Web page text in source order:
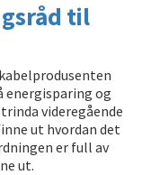
til
energisparing og
videregående
ut hvordan det
er full av
ut.